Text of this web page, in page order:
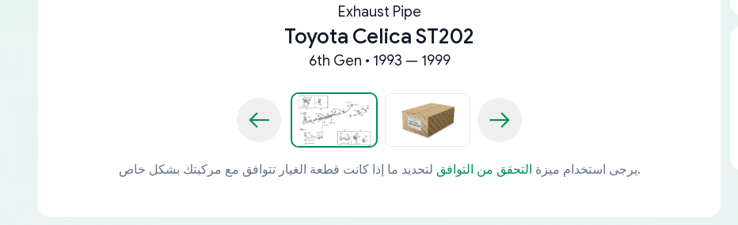
Exhaust Pipe
Toyota Celica ST202
6th Gen • 1993 — 1999
يرجى استخدام ميزة التحقق من التوافق لتحديد ما إذا كانت قطعة الغيار تتوافق مع مركبتك بشكل خاص.